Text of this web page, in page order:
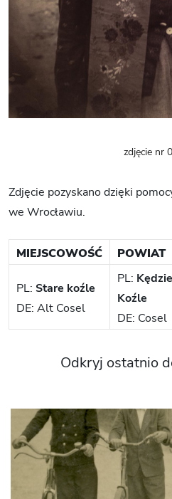
zdjęcie nr
Zdjęcie pozyskano dzięki
we Wrocławiu.
MIEJSCOWOŚĆ POWIAT
PL: Stare koźle
DE: Alt Cosel
PL:
Koźle
DE: Cosel
Odkryj ostatnio